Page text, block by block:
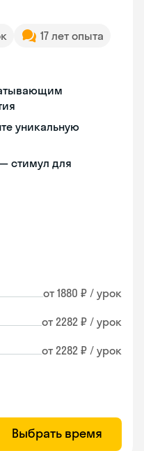
17 лет опыта
уникальную
стимул для
от 1880 ₽ / урок
от 2282 ₽ / урок
от 2282 ₽ / урок
Выбрать время